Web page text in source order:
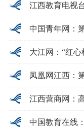
江西教育电视台：中国大学生
中国青年网：第28届中国大学生网球锦
大江网：“红心柚”实践
凤凰网江西：第28届中国大学生网球锦标
江西营商网：高
中国教育在线：第28届中国大学生网球锦标赛